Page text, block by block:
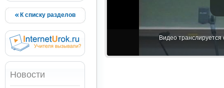
К списку разделов
Новости
Видео транслируется